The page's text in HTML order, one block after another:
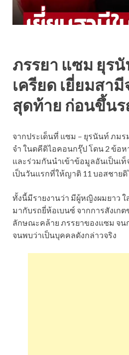
ภรรยา แซม ยุร
เครียด เยี่ยมสา
สุดท้าย ก่อนขึ้น
จากประเด็นที่ แซม – ยุรนันท์ ภม
จำ ในดคีดิไอคอนกรุ๊ป โดน 2 ข้อ
และร่วมกันนำเข้าข้อมูลอันเป็นเท็
เป็นวันแรกที่ให้ญาติ 11 บอสชายดิ
ทั้งนี้มีรายงานว่า มีผู้หญิงผมยาว ใ
มากับรถยี่ห้อเบนซ์ จากการสังเก
ลักษณะคล้าย ภรรยาของแซม จน
จนพบว่าเป็นบุคคลดังกล่าวจริง